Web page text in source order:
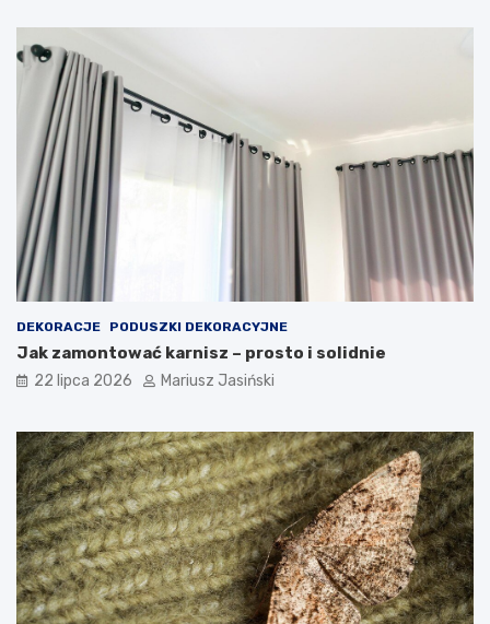
DEKORACJE PODUSZKI DEKORACYJNE
Jak zamontować karnisz – prosto i solidnie
22 lipca 2026 Mariusz Jasiński